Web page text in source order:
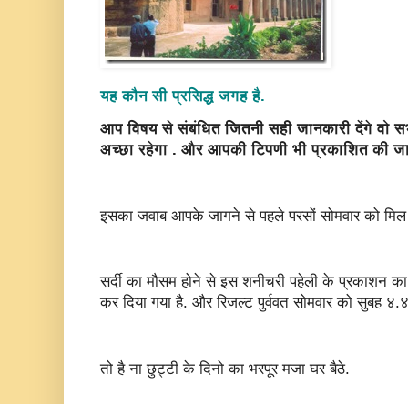
यह कौन सी प्रसिद्ध जगह है.
आप विषय से संबंधित जितनी सही जानकारी देंगे वो
अच्छा रहेगा . और आपकी टिपणी भी प्रकाशित की
इसका जवाब आपके जागने से पहले परसों सोमवार को मिल
सर्दी का मौसम होने से इस शनीचरी पहेली के प्रकाशन
कर दिया गया है. और रिजल्ट पुर्ववत सोमवार को सुबह
तो है ना छुट्टी के दिनो का भरपूर मजा घर बैठे.